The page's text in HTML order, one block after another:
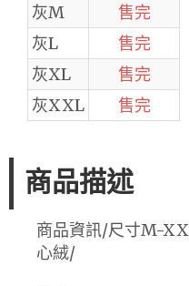
灰M
售完
灰L
售完
灰XL
售完
灰XXL
售完
商品描述
商品資訊/尺寸M-
心絨/